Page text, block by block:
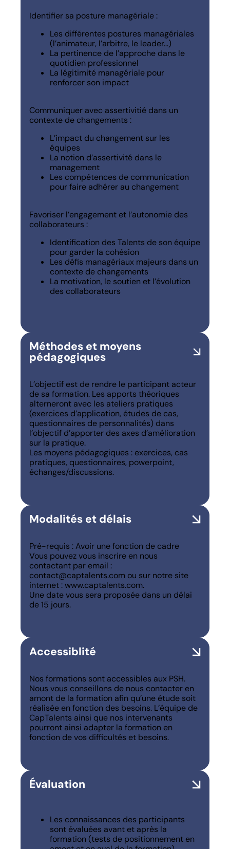
Identifier sa posture managériale :
Les différentes postures managériales
(l’animateur, l’arbitre, le leader…)
La pertinence de l’approche dans le
quotidien professionnel
La légitimité managériale pour
renforcer son impact
Communiquer avec assertivitié dans un
contexte de changements :
L’impact du changement sur les
équipes
La notion d’assertivité dans le
management
Les compétences de communication
pour faire adhérer au changement
Favoriser l’engagement et l’autonomie des
collaborateurs :
Identification des Talents de son équipe
pour garder la cohésion
Les défis managériaux majeurs dans un
contexte de changements
La motivation, le soutien et l’évolution
des collaborateurs
Méthodes et moyens
pédagogiques
L’objectif est de rendre le participant acteur
de sa formation. Les apports théoriques
alterneront avec les ateliers pratiques
(exercices d’application, études de cas,
questionnaires de personnalités) dans
l’objectif d’apporter des axes d’amélioration
sur la pratique.
Les moyens pédagogiques : exercices, cas
pratiques, questionnaires, powerpoint,
échanges/discussions.
Modalités et délais
Pré-requis : Avoir une fonction de cadre
Vous pouvez vous inscrire en nous
contactant par email :
contact@captalents.com ou sur notre site
internet : www.captalents.com.
Une date vous sera proposée dans un délai
de 15 jours.
Accessiblité
Nos formations sont accessibles aux PSH.
Nous vous conseillons de nous contacter en
amont de la formation afin qu’une étude soit
réalisée en fonction des besoins. L’équipe de
CapTalents ainsi que nos intervenants
pourront ainsi adapter la formation en
fonction de vos difficultés et besoins.
Évaluation
Les connaissances des participants
sont évaluées avant et après la
formation (tests de positionnement en